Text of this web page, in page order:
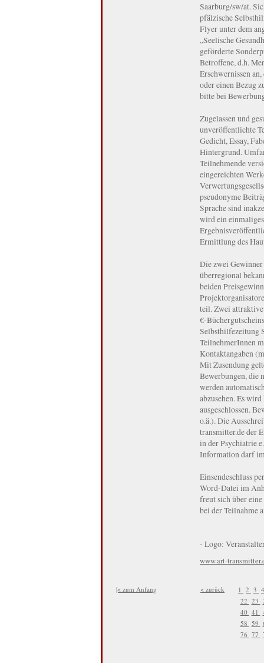
Saarburg/sw/at.
pfälzische
Flyer unter dem
„Seelische
geförderte
Betroffene, d.h.
Erschwernissen
oder einen Bezug
bitte bei
Zugelassen und
unveröffentlichte
Gedicht, Essay,
Hintergrund.
Teilnehmende
eingereichten
pseudonyme
Sprache sind
wird ein
Ermittlung des
Die zwei
überregional
beiden
teil. Zwei
€-
Selbsthilfezeitung
TeilnehmerInnen
Kontaktangaben
Mit Zusendung
Bewerbungen, die
werden
abzusehen. Es
ausgeschlossen.
o.ä.). Die
transmitter.de der
in der Psychiatrie
Information darf
Einsendeschluss
Word-Datei im
freut sich über
bei der Teilnahme
- Logo:
www.art-
|< zum Anfang < zurück 1 2 3
22 23
40 41
58 59
76 77